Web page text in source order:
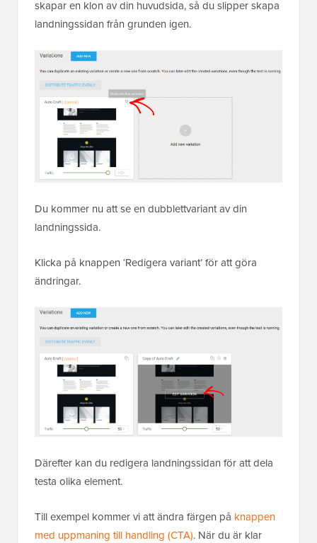
skapar en klon av din huvudsida, så du slipper skapa
landningssidan från grunden igen.
Du kommer nu att se en dubblettvariant av din
landningssida.
Klicka på knappen ‘Redigera variant’ för att göra
ändringar.
Därefter kan du redigera landningssidan för att dela
testa olika element.
Till exempel kommer vi att ändra färgen på knappen
med uppmaning till handling (CTA). När du är klar